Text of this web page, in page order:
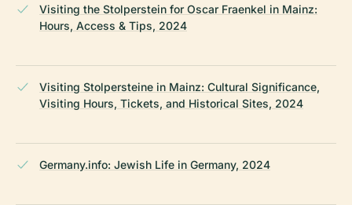
Visiting the Stolperstein for Oscar Fraenkel in Mainz:
Hours, Access & Tips, 2024
Visiting Stolpersteine in Mainz: Cultural Significance,
Visiting Hours, Tickets, and Historical Sites, 2024
Germany.info: Jewish Life in Germany, 2024